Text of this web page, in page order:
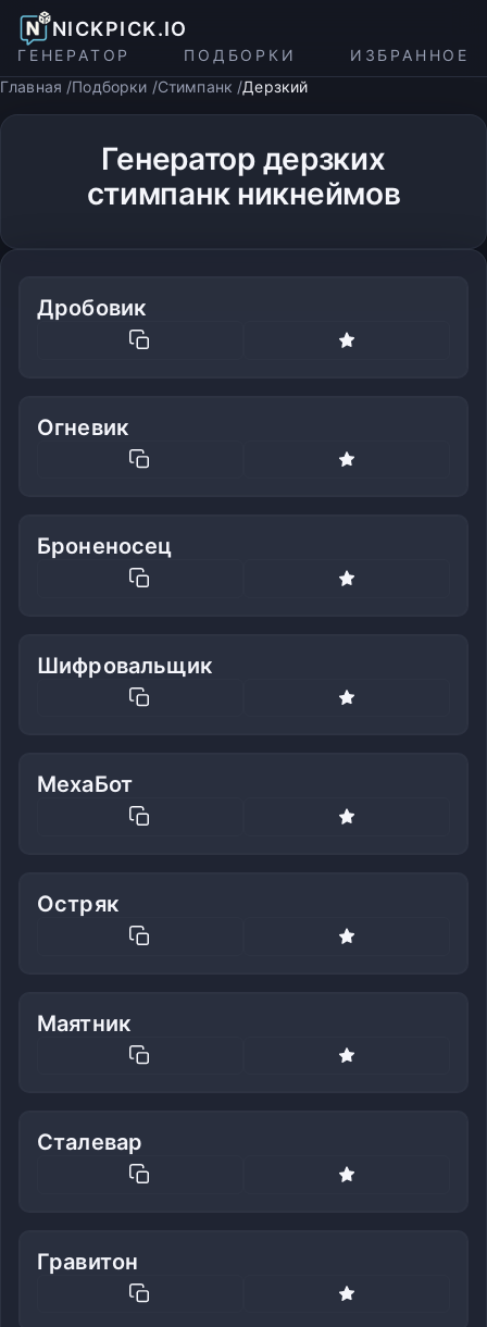
NICKPICK.IO
ГЕНЕРАТОР ПОДБОРКИ
ИЗБРАННОЕ
Главная
Подборки Стимпанк Дерзкий
Генератор дерзких
стимпанк никнеймов
Дробовик
Огневик
Броненосец
Шифровальщик
МехаБот
Остряк
Маятник
Сталевар
Гравитон